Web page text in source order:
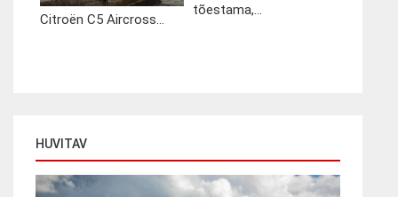
Citroën C5 Aircross...
tõestama,...
HUVITAV